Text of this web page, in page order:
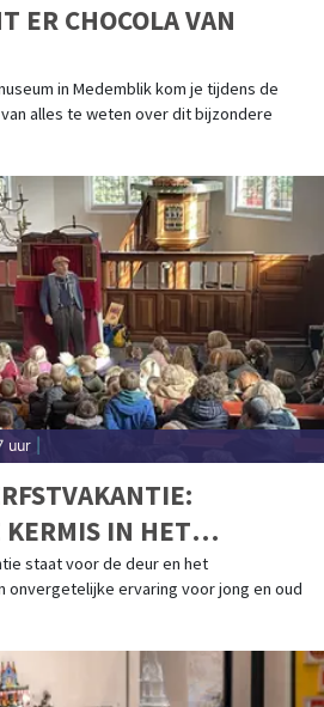
ER CHOCOLA VAN
in Medemblik kom je tijdens de
alles te weten over dit bijzondere
uur
IN HET
staat voor de deur en het
onvergetelijke ervaring voor jong en oud